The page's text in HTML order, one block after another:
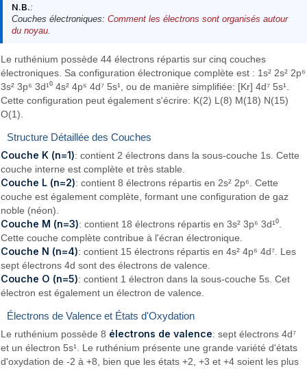
N.B.:
Couches électroniques: Comment les électrons sont organisés autour
du noyau.
Le ruthénium possède 44 électrons répartis sur cinq couches
électroniques. Sa configuration électronique complète est : 1s² 2s² 2p⁶
3s² 3p⁶ 3d¹⁰ 4s² 4p⁶ 4d⁷ 5s¹, ou de manière simplifiée: [Kr] 4d⁷ 5s¹.
Cette configuration peut également s'écrire: K(2) L(8) M(18) N(15)
O(1).
Structure Détaillée des Couches
Couche K (n=1): contient 2 électrons dans la sous-couche 1s. Cette
couche interne est complète et très stable.
Couche L (n=2): contient 8 électrons répartis en 2s² 2p⁶. Cette
couche est également complète, formant une configuration de gaz
noble (néon).
Couche M (n=3): contient 18 électrons répartis en 3s² 3p⁶ 3d¹⁰.
Cette couche complète contribue à l'écran électronique.
Couche N (n=4): contient 15 électrons répartis en 4s² 4p⁶ 4d⁷. Les
sept électrons 4d sont des électrons de valence.
Couche O (n=5): contient 1 électron dans la sous-couche 5s. Cet
électron est également un électron de valence.
Électrons de Valence et États d'Oxydation
Le ruthénium possède 8 électrons de valence: sept électrons 4d⁷
et un électron 5s¹. Le ruthénium présente une grande variété d'états
d'oxydation de -2 à +8, bien que les états +2, +3 et +4 soient les plus